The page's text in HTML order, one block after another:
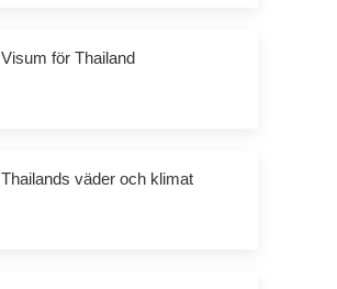
Visum för Thailand
Thailands väder och klimat